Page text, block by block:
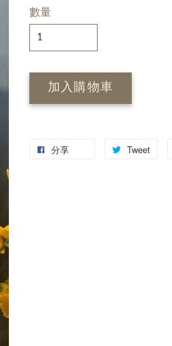
數量
加入購物車
分享 Tweet